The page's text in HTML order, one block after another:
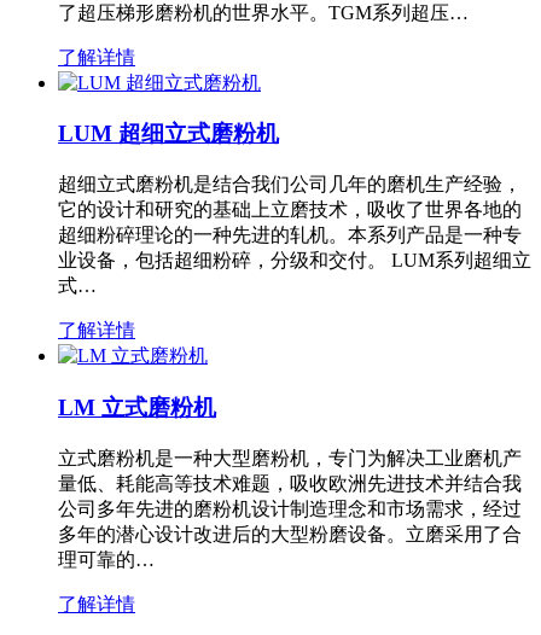
了超压梯形磨粉机的世界水平。TGM系列超压…
了解详情
LUM 超细立式磨粉机
超细立式磨粉机是结合我们公司几年的磨机生产经验，
它的设计和研究的基础上立磨技术，吸收了世界各地的
超细粉碎理论的一种先进的轧机。本系列产品是一种专
业设备，包括超细粉碎，分级和交付。 LUM系列超细立
式…
了解详情
LM 立式磨粉机
立式磨粉机是一种大型磨粉机，专门为解决工业磨机产
量低、耗能高等技术难题，吸收欧洲先进技术并结合我
公司多年先进的磨粉机设计制造理念和市场需求，经过
多年的潜心设计改进后的大型粉磨设备。立磨采用了合
理可靠的…
了解详情